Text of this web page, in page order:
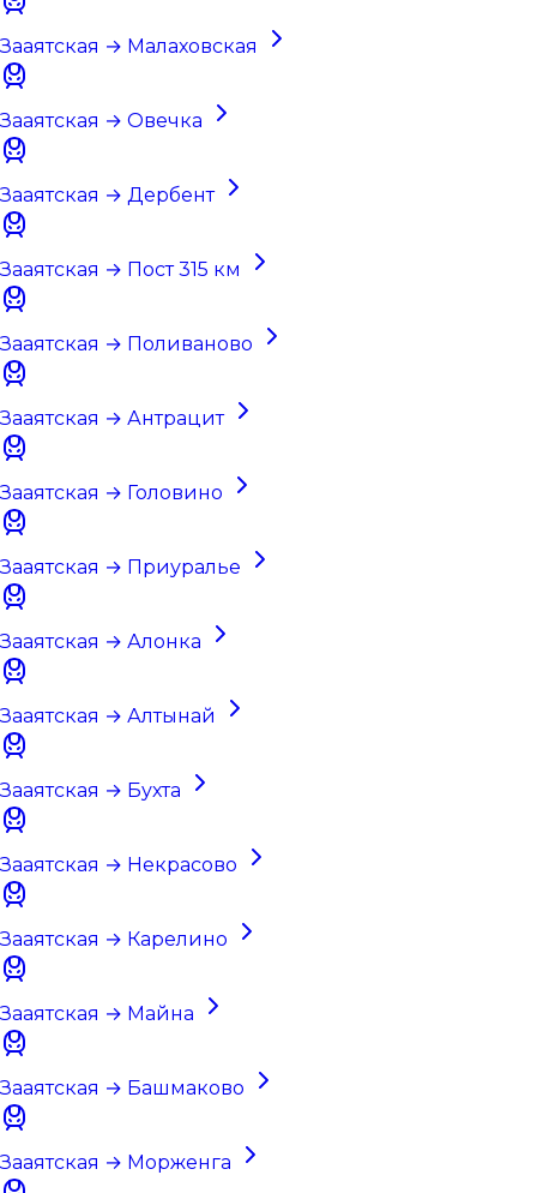
Зааятская → Малаховская
Зааятская → Овечка
Зааятская → Дербент
Зааятская → Пост 315 км
Зааятская → Поливаново
Зааятская → Антрацит
Зааятская → Головино
Зааятская → Приуралье
Зааятская → Алонка
Зааятская → Алтынай
Зааятская → Бухта
Зааятская → Некрасово
Зааятская → Карелино
Зааятская → Майна
Зааятская → Башмаково
Зааятская → Морженга